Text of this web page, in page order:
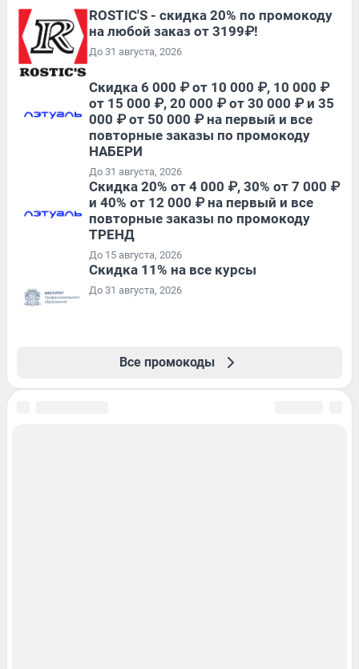
ROSTIC'S - скидка 20% по промокоду
на любой заказ от 3199₽!
До 31 августа, 2026
Скидка 6 000 ₽ от 10 000 ₽, 10 000 ₽
от 15 000 ₽, 20 000 ₽ от 30 000 ₽ и 35
000 ₽ от 50 000 ₽ на первый и все
повторные заказы по промокоду
НАБЕРИ
До 31 августа, 2026
Скидка 20% от 4 000 ₽, 30% от 7 000 ₽
и 40% от 12 000 ₽ на первый и все
повторные заказы по промокоду
ТРЕНД
До 15 августа, 2026
Скидка 11% на все курсы
До 31 августа, 2026
Все промокоды